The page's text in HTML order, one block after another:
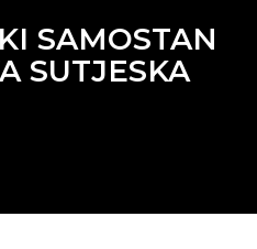
SAMOSTAN
SUTJESKA